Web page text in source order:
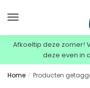
Afkoeltip deze zomer!
deze even in
Home / Producten